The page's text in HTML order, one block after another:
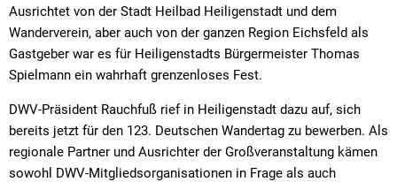
Ausrichtet von der Stadt Heilbad Heiligenstadt und dem
Wanderverein, aber auch von der ganzen Region Eichsfeld als
Gastgeber war es für Heiligenstadts Bürgermeister Thomas
Spielmann ein wahrhaft grenzenloses Fest.
DWV-Präsident Rauchfuß rief in Heiligenstadt dazu auf, sich
bereits jetzt für den 123. Deutschen Wandertag zu bewerben. Als
regionale Partner und Ausrichter der Großveranstaltung kämen
sowohl DWV-Mitgliedsorganisationen in Frage als auch